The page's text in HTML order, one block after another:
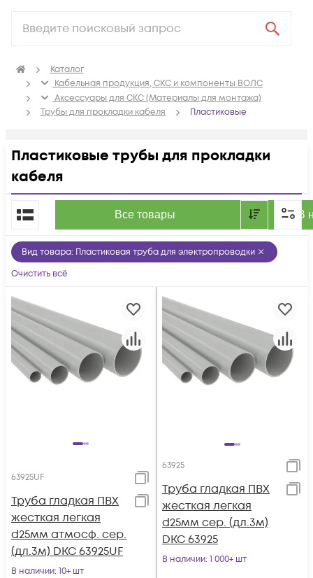
Каталог
Кабельная продукция, СКС и компоненты ВОЛС
Аксессуары для СКС (Материалы для монтажа)
Трубы для прокладки кабеля
Пластиковые
Пластиковые трубы для прокладки
кабеля
Все товары В
По популярности
Вид товара: Пластиковая труба для электропроводки
Очистить всё
63925UF
Труба гладкая ПВХ
жесткая легкая
d25мм атмосф. сер.
(дл.3м) DKC 63925UF
В наличии: 10+ шт
63925
Труба гладкая ПВХ
жесткая легкая
d25мм сер. (дл.3м)
DKC 63925
В наличии: 1 000+ шт